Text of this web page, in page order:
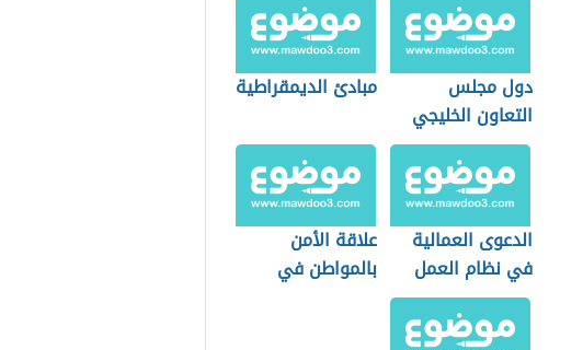
دول مجلس
التعاون الخليجي
مبادئ الديمقراطية
الدعوى العمالية
في نظام العمل
السعودي
علاقة الأمن
بالمواطن في